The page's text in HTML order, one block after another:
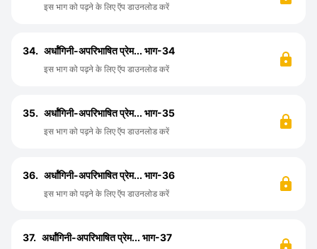
इस भाग को पढ़ने के लिए ऍप डाउनलोड करें
34. अर्धांगिनी-अपरिभाषित प्रेम... भाग-34
इस भाग को पढ़ने के लिए ऍप डाउनलोड करें
35. अर्धांगिनी-अपरिभाषित प्रेम... भाग-35
इस भाग को पढ़ने के लिए ऍप डाउनलोड करें
36. अर्धांगिनी-अपरिभाषित प्रेम... भाग-36
इस भाग को पढ़ने के लिए ऍप डाउनलोड करें
37. अर्धांगिनी-अपरिभाषित प्रेम... भाग-37